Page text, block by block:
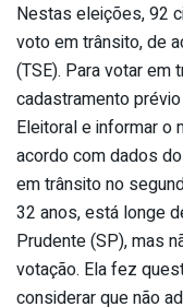
Nestas eleições, 92
voto em trânsito, de
(TSE). Para votar
cadastramento
Eleitoral e informar o
acordo com dados
em trânsito no
32 anos, está longe
Prudente (SP), mas
votação. Ela fez
considerar que não